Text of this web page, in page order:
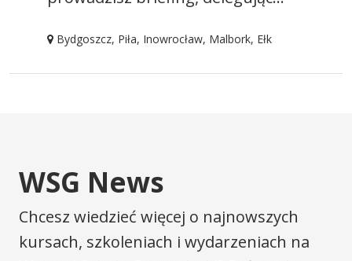
Bydgoszcz, Piła, Inowrocław, Malbork, Ełk
WSG News
Chcesz wiedzieć więcej o najnowszych
kursach, szkoleniach i wydarzeniach na